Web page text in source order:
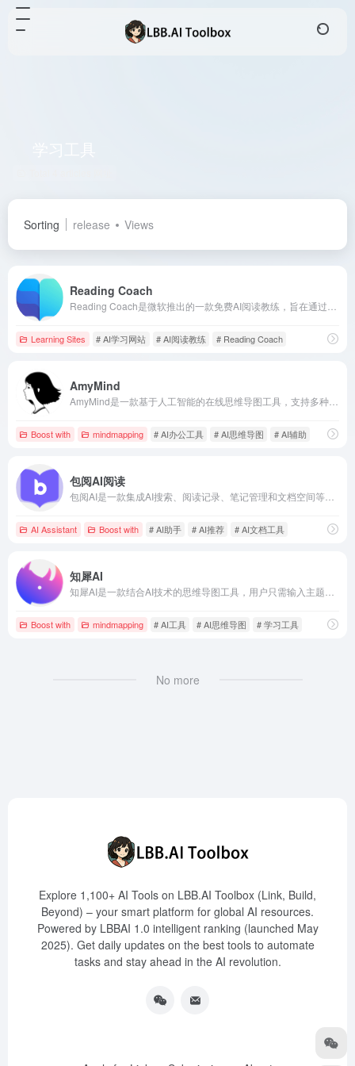
Sorting release Views
Reading Coach
Learning Sites # AI学习网站 # AI阅读教练 # Reading Coach
AmyMind
Boost with mindmapping # AI办公工具 # AI思维导图 # AI辅助
包阅AI阅读
AI Assistant Boost with # AI助手 # AI推荐 # AI文档工具
知犀AI
Boost with mindmapping # AI工具 # AI思维导图 # 学习工具
No more
Explore 1,100+ AI Tools on LBB.AI Toolbox (Link, Build,
Beyond) – your smart platform for global AI resources.
Powered by LBBAI 1.0 intelligent ranking (launched May
2025). Get daily updates on the best tools to automate
tasks and stay ahead in the AI revolution.